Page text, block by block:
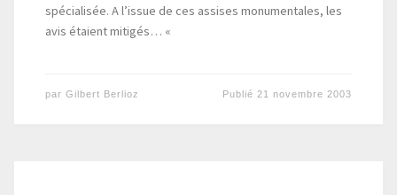
spécialisée. A l’issue de ces assises monumentales, les
avis étaient mitigés… «
par Gilbert Berlioz Publié 21 novembre 2003